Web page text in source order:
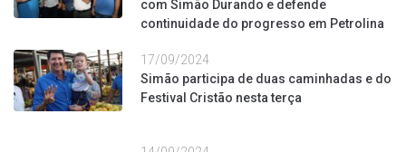
com Simão Durando e defende
continuidade do progresso em Petrolina
17/09/2024
Simão participa de duas caminhadas e do
Festival Cristão nesta terça